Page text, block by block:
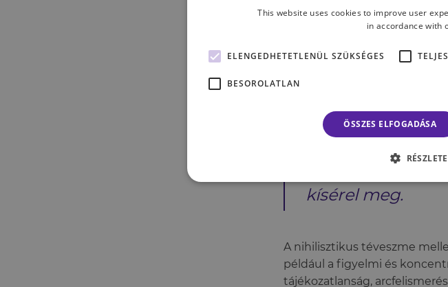
a beteg azt állítja, a világ,
elkeseredéshez vezethet a
Ez egy olyan
kísérel meg.
A nihilisztikus téveszme
például a figyelmi és
tájékozatlanság,
This website uses cookies to improve user
in accordance with
ELENGEDHETETLENÜL SZÜKSÉGES
BESOROLATLAN
ÖSSZES ELFOGADÁSA